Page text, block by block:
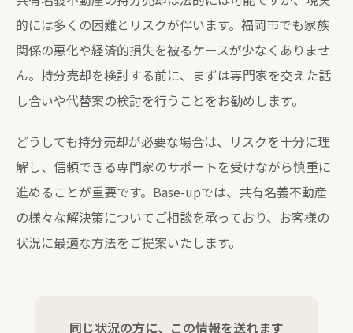
的には多くの困難とリスクが伴います。福岡市でも家族
関係の悪化や経済的損失を被るケースが少なくありませ
ん。持分売却を検討する前に、まずは専門家を交えた話
し合いや代替案の検討を行うことをお勧めします。
どうしても持分売却が必要な場合は、リスクを十分に理
解し、信頼できる専門家のサポートを受けながら慎重に
進めることが重要です。Base-upでは、共有名義不動産
の様々な解決策についてご相談を承っており、お客様の
状況に最適な方法をご提案いたします。
同じ状況の方に、この情報を送れます